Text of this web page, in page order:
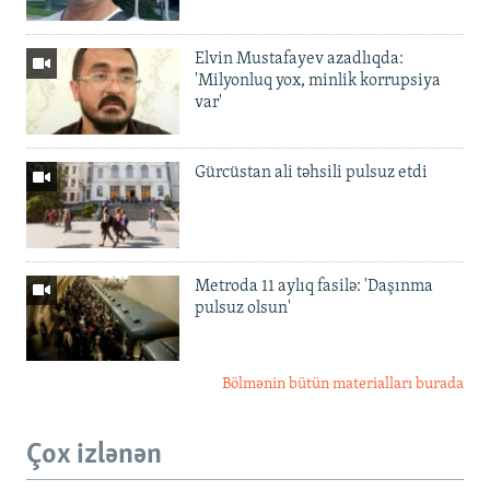
Elvin Mustafayev azadlıqda:
'Milyonluq yox, minlik korrupsiya
var'
Gürcüstan ali təhsili pulsuz etdi
Metroda 11 aylıq fasilə: 'Daşınma
pulsuz olsun'
Bölmənin bütün materialları burada
Çox izlənən